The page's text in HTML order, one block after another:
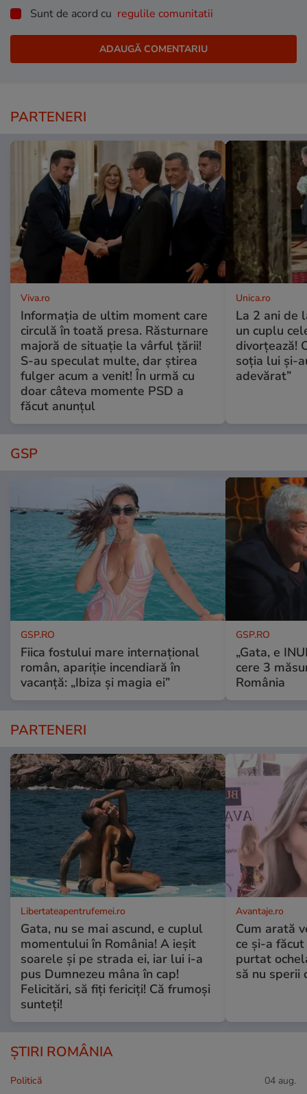
Sunt de acord cu regulile comunitatii
PARTENERI
Viva.ro
Informația de ultim moment care
circulă în toată presa. Răsturnare
majoră de situație la vârful țării!
S-au speculat multe, dar știrea
fulger acum a venit! În urmă cu
doar câteva momente PSD a
făcut anunțul
Unica.ro
La 2 ani de
un cuplu
divorțează!
soția lui și-
adevărat”
GSP
GSP.RO
Fiica fostului mare internațional
român, apariție incendiară în
vacanță: „Ibiza și magia ei”
GSP.RO
„Gata, e
cere 3
România
PARTENERI
Libertateapentrufemei.ro
Gata, nu se mai ascund, e cuplul
momentului în România! A ieșit
soarele și pe strada ei, iar lui i-a
pus Dumnezeu mâna în cap!
Felicitări, să fiți fericiți! Că frumoși
sunteți!
Avantaje.ro
Cum arată
ce și-a
purtat
să nu sperii
ȘTIRI ROMÂNIA
Politică 04 aug.